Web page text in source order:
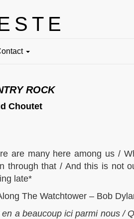
ROCK
Choutet
are many here among us /
through that / And this is not
late*
The Watchtower – Bob
a beaucoup ici parmi nous /